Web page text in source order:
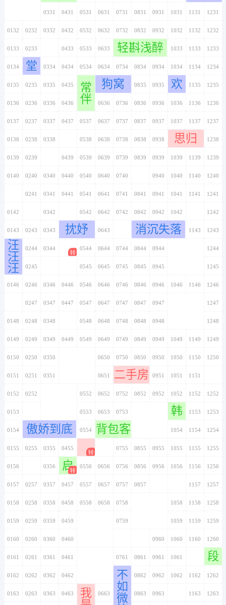
0331 0431 0531 0631 0731 0831 0931 1031 1131 1231
0132 0232 0332 0432 0532 0632 0732 0832 0932 1032 1132 1232
0133 0233 0433 0533 0633 0733
轻斟浅醉
0833 0933 1033 1133 1233
0134 0234
堂 0334 0434 0534 0634 0734 0834 0934 1034 1134 1234
0135 0235 0335 0435 0535
常
伴
0635
狗窝
0735 0835 0935 1035
欢 1135 1235
0136 0236 0336 0436 0536 0636 0736 0836 0936 1036 1136 1236
0137 0237 0337 0437 0537 0637 0737 0837 0937 1037 1137 1237
0138 0238 0338 0538 0638 0738 0838 0938 1038
思归
1138 1238
0139 0239 0439 0539 0639 0739 0839 0939 1039 1139 1239
0140 0240 0340 0440 0540 0640 0740 0940 1040 1140 1240
0241 0341 0441 0541 0641 0741 0841 0941 1041 1141 1241
0142 0342 0542 0642 0742 0842 0942 1042 1242
0143 0243 0343 0443
抌妤
0543 0643 0843
消沉失落
0943 1043 1143 1243
0144
汪
汪
汪
0244 0344 0444 0544 0644 0744 0844 0944 1244
0145 0245 0545 0645 0745 0845 0945 1245
0146 0246 0346 0446 0546 0646 0746 0846 0946 1046 1146 1246
0247 0347 0447 0547 0647 0747 0847 0947 1247
0148 0248 0348 0548 0648 0748 0848 0948 1248
0149 0249 0349 0449 0549 0649 0749 0849 0949 1049 1149 1249
0150 0250 0350 0650 0750 0850 0950 1050 1150 1250
0151 0251 0351 0651 0751
二手房
0851 0951 1051 1151
0152 0252 0552 0652 0752 0852 0952 1052 1152 1252
0153 0553 0653 0753 1053
韩 1153 1253
0154 0254
傲娇到底
0354 0454 0554 0654
背包客
0754 1054 1154 1254
0155 0255 0355 0455 0555 0755 0855 0955 1055 1155 1255
0156 0356 0456
启 0556 0656 0756 0856 0956 1056 1156 1256
0157 0257 0357 0457 0557 0657 0757 0857 1157 1257
0158 0258 0358 0458 0558 0658 0758 1058 1158 1258
0159 0259 0359 0459 0759 1059 1159 1259
0160 0260 0360 0460 0960 1060 1160 1260
0161 0261 0361 0461 0761 0861 0961 1061 1261
段
0162 0262 0362 0462 0762
不
如
微
0862 0962 1062 1162 1262
0163 0263 0363 0463 0563
我
0663 0763 0863 0963 1163 1263